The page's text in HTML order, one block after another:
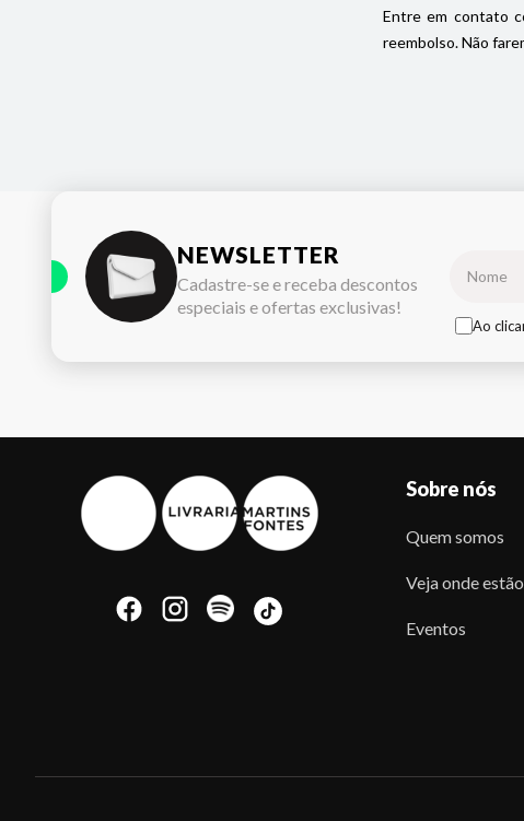
Entre em contato
reembolso. Não
NEWSLETTER
Cadastre-se e receba descontos
especiais e ofertas exclusivas!
Ao
Sobre nós
Quem somos
Veja onde
Eventos